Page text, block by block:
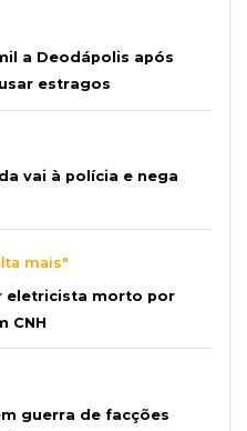
a Deodápolis após
estragos
vai à polícia e nega
mais"
eletricista morto por
CNH
guerra de facções